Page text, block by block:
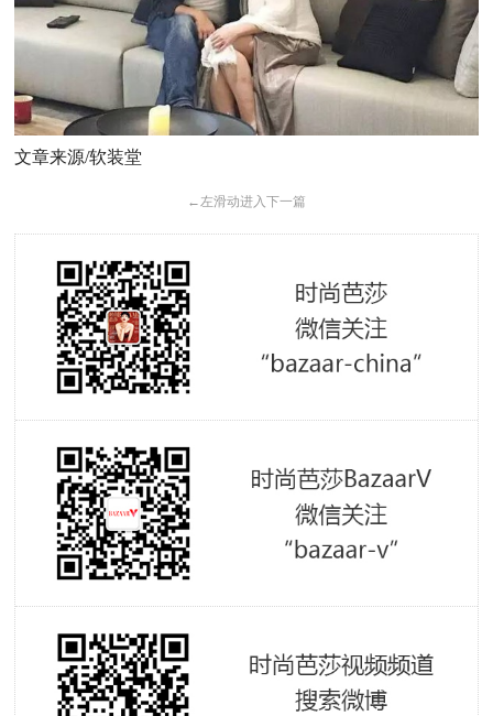
文章来源/软装堂
←左滑动进入下一篇